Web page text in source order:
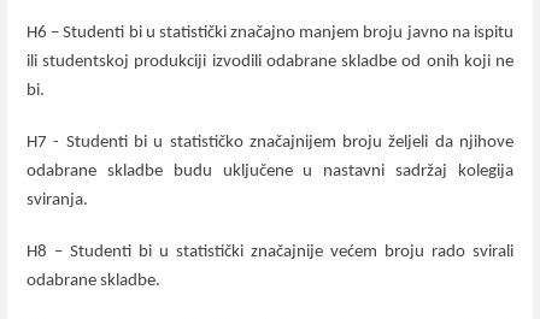
H6 – Studenti bi u statistički značajno manjem broju javno na ispitu
ili studentskoj produkciji izvodili odabrane skladbe od onih koji ne
bi.
H7 - Studenti bi u statističko značajnijem broju željeli da njihove
odabrane skladbe budu uključene u nastavni sadržaj kolegija
sviranja.
H8 – Studenti bi u statistički značajnije većem broju rado svirali
odabrane skladbe.